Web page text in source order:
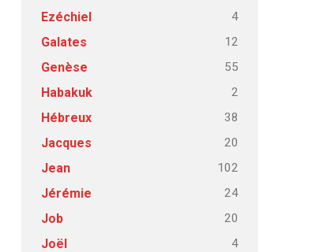
Ezéchiel 4
Galates 12
Genèse 55
Habakuk 2
Hébreux 38
Jacques 20
Jean 102
Jérémie 24
Job 20
Joël 4